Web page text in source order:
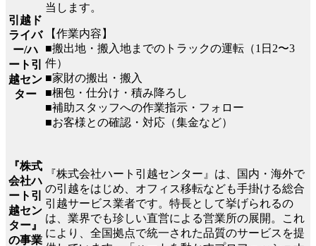
引越ド
ライバ
ー/ハ
ート引
越セン
ター
当します。
【作業内容】
■搬出地・搬入地までのトラックの運転（1日2〜3
件）
■家財の搬出・搬入
■梱包・仕分け・積み降ろし
■補助スタッフへの作業指示・フォロー
■お客様との確認・対応（集金など）
『株式
会社ハ
ート引
越セン
ター』
の事業
『株式会社ハート引越センター』は、国内・海外で
の引越をはじめ、オフィス移転なども手掛ける総合
引越サービス業者です。特長として挙げられるの
は、業界でも珍しい直営による営業所の展開。これ
により、全国拠点で統一された品質のサービスを提